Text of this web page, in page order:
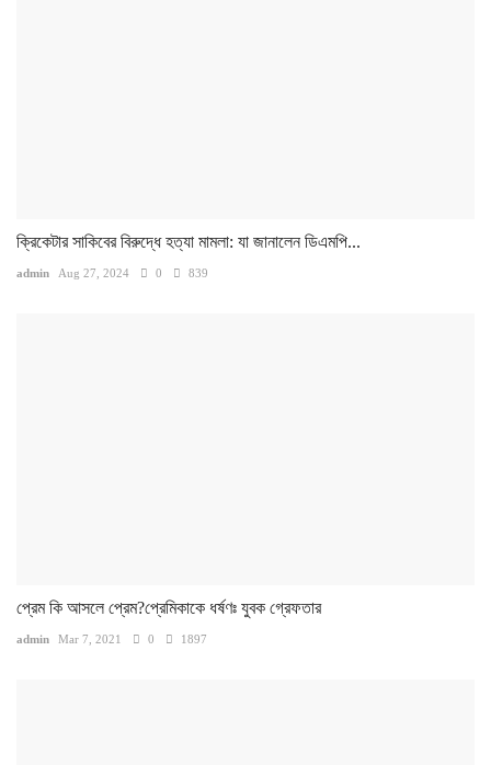
ক্রিকেটার সাকিবের বিরুদ্ধে হত্যা মামলা: যা জানালেন ডিএমপি...
admin Aug 27, 2024 0 839
প্রেম কি আসলে প্রেম?প্রেমিকাকে ধর্ষণঃ যুবক গ্রেফতার
admin Mar 7, 2021 0 1897